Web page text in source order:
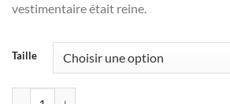
vestimentaire était reine.
Taille